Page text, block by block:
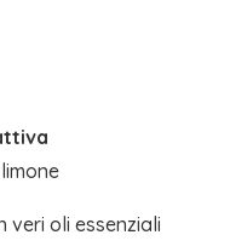
veri oli essenziali